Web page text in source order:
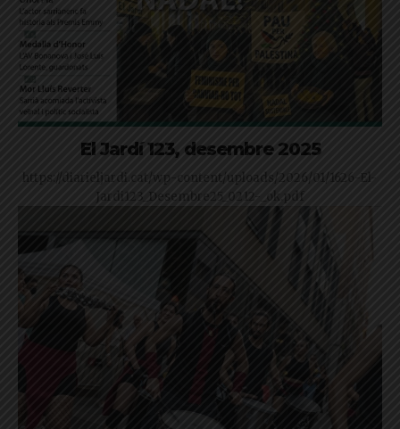
El Jardí 123, desembre 2025
https://diarieljardi.cat/wp-content/uploads/2026/01/1626-El-
Jardi123_Desembre25_0212-_ok.pdf